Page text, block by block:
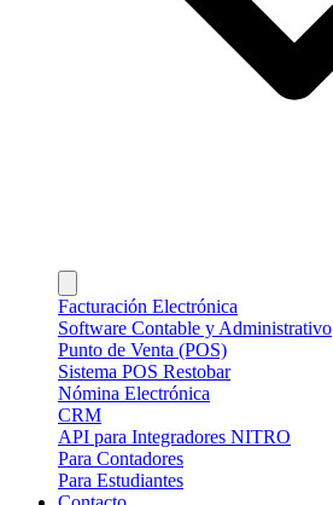
Facturación Electrónica
Software Contable y Administrativo
Punto de Venta (POS)
Sistema POS Restobar
Nómina Electrónica
CRM
API para Integradores NITRO
Para Contadores
Para Estudiantes